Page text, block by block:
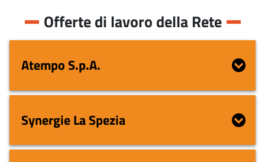
Offerte di lavoro della Rete
Atempo S.p.A.
Synergie La Spezia